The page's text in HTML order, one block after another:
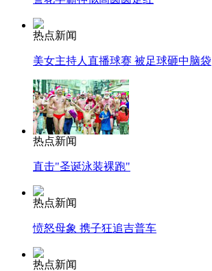
热点新闻
美女主持人直播球赛 被足球砸中脑袋
热点新闻
直击"圣诞泳装裸跑"
热点新闻
愤怒母象 携子狂追吉普车
热点新闻